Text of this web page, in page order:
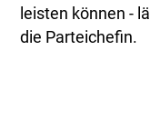
leisten können -
die Parteichefin.